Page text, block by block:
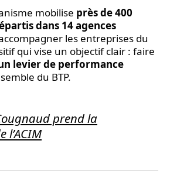
mobilise près de 400
dans 14 agences
les entreprises du
qui vise un objectif clair : faire
levier de performance
du BTP.
prend la
l’ACIM